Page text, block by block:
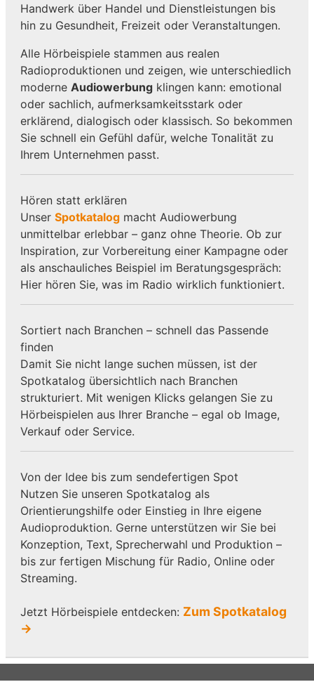
Handwerk über Handel und Dienstleistungen bis
hin zu Gesundheit, Freizeit oder Veranstaltungen.
Alle Hörbeispiele stammen aus realen
Radioproduktionen und zeigen, wie unterschiedlich
moderne Audiowerbungklingen kann: emotional
oder sachlich, aufmerksamkeitsstark oder
erklärend, dialogisch oder klassisch. So bekommen
Sie schnell ein Gefühl dafür, welche Tonalität zu
Ihrem Unternehmen passt.
Hören statt erklären
Unser Spotkatalogmacht Audiowerbung
unmittelbar erlebbar – ganz ohne Theorie. Ob zur
Inspiration, zur Vorbereitung einer Kampagne oder
als anschauliches Beispiel im Beratungsgespräch:
Hier hören Sie, was im Radio wirklich funktioniert.
Sortiert nach Branchen – schnell das Passende
finden
Damit Sie nicht lange suchen müssen, ist der
Spotkatalog übersichtlich nach Branchen
strukturiert. Mit wenigen Klicks gelangen Sie zu
Hörbeispielen aus Ihrer Branche – egal ob Image,
Verkauf oder Service.
Von der Idee bis zum sendefertigen Spot
Nutzen Sie unseren Spotkatalog als
Orientierungshilfe oder Einstieg in Ihre eigene
Audioproduktion. Gerne unterstützen wir Sie bei
Konzeption, Text, Sprecherwahl und Produktion –
bis zur fertigen Mischung für Radio, Online oder
Streaming.
Jetzt Hörbeispiele entdecken: Zum Spotkatalog
→